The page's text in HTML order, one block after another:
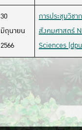
30
มิถุนายน
2566
การประชุมวิช
สังคมศาสตร์
Sciences